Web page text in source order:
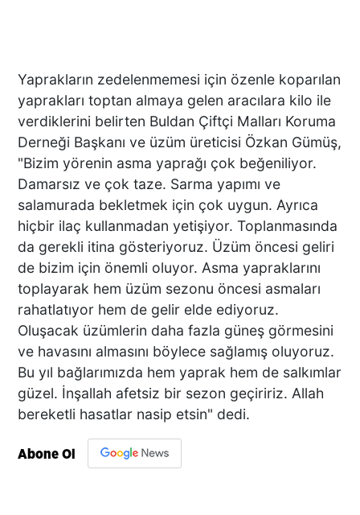
Yaprakların zedelenmemesi için özenle koparılan
yaprakları toptan almaya gelen aracılara kilo ile
verdiklerini belirten Buldan Çiftçi Malları Koruma
Derneği Başkanı ve üzüm üreticisi Özkan Gümüş,
"Bizim yörenin asma yaprağı çok beğeniliyor.
Damarsız ve çok taze. Sarma yapımı ve
salamurada bekletmek için çok uygun. Ayrıca
hiçbir ilaç kullanmadan yetişiyor. Toplanmasında
da gerekli itina gösteriyoruz. Üzüm öncesi geliri
de bizim için önemli oluyor. Asma yapraklarını
toplayarak hem üzüm sezonu öncesi asmaları
rahatlatıyor hem de gelir elde ediyoruz.
Oluşacak üzümlerin daha fazla güneş görmesini
ve havasını almasını böylece sağlamış oluyoruz.
Bu yıl bağlarımızda hem yaprak hem de salkımlar
güzel. İnşallah afetsiz bir sezon geçiririz. Allah
bereketli hasatlar nasip etsin" dedi.
Abone Ol